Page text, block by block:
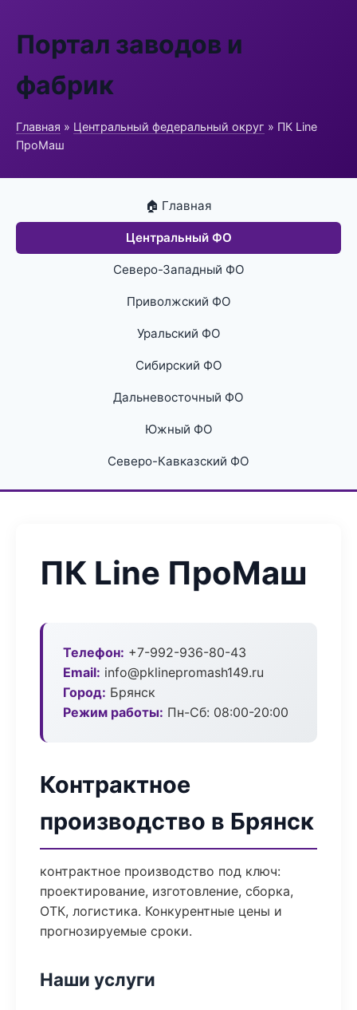
Портал заводов и
фабрик
Главная » Центральный федеральный округ » ПК Line
ПроМаш
🏠 Главная
Центральный ФО
Северо-Западный ФО
Приволжский ФО
Уральский ФО
Сибирский ФО
Дальневосточный ФО
Южный ФО
Северо-Кавказский ФО
ПК Line ПроМаш
Телефон: +7-992-936-80-43
Email: info@pklinepromash149.ru
Город: Брянск
Режим работы: Пн-Сб: 08:00-20:00
Контрактное
производство в Брянск
контрактное производство под ключ:
проектирование, изготовление, сборка,
ОТК, логистика. Конкурентные цены и
прогнозируемые сроки.
Наши услуги